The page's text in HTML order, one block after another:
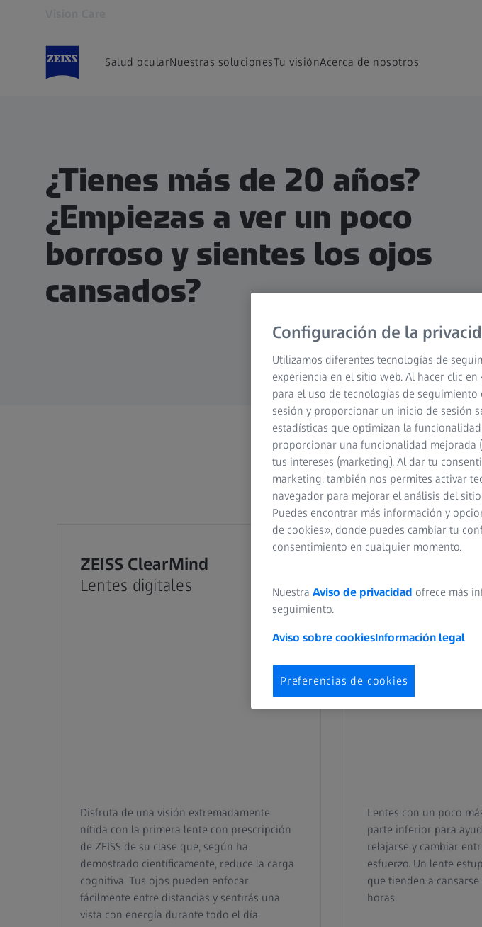
Salud ocularNuestras solucionesTu visiónAcerca de nosotros
¿Tienes más de 20 años?
¿Empiezas a ver un poco
borroso y sientes los ojos
cansados?
Nuestras
ZEISS ClearMind
Lentes digitales
Disfruta de una visión extremadamente
nítida con la primera lente con prescripción
de ZEISS de su clase que, según ha
demostrado científicamente, reduce la carga
cognitiva. Tus ojos pueden enfocar
fácilmente entre distancias y sentirás una
vista con energía durante todo el día.
Lentes Digital
Lentes con un poco
parte inferior para
relajarse y cambiar
esfuerzo. Un lente
que tienden a
horas.
Configuración de la
Utilizamos diferentes tecnologías de
experiencia en el sitio web. Al hacer clic
para el uso de tecnologías de
sesión y proporcionar un inicio de sesión
estadísticas que optimizan la
proporcionar una funcionalidad mejorada
tus intereses (marketing). Al dar tu
marketing, también nos permites activar
navegador para mejorar el análisis del
Puedes encontrar más información y
de cookies», donde puedes cambiar tu
consentimiento en cualquier momento.
Nuestra Aviso de privacidad ofrece más
seguimiento.
Aviso sobre cookiesInformación legal
Preferencias de cookies